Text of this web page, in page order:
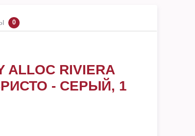
0
RIVIERA
- СЕРЫЙ, 1